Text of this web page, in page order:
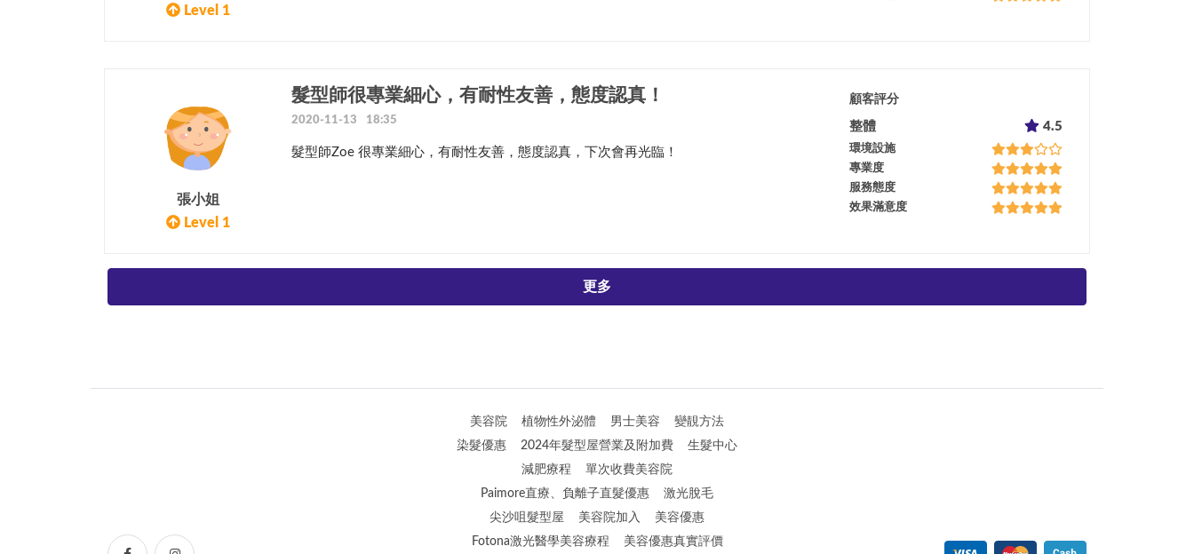
Level 1
張小姐
Level 1
髮型師很專業細心，有耐性友善，態度認真！
2020-11-13 18:35
髮型師Zoe 很專業細心，有耐性友善，態度認真，下次會再光臨！
顧客評分
整體 4.5
環境設施
專業度
服務態度
效果滿意度
更多
美容院 植物性外泌體 男士美容
變靚方法
染髮優惠
2024年髮型屋營業及附加費
生髮中心
減肥療程
單次收費美容院
Paimore直療、負離子直髮優惠
激光脫毛
尖沙咀髮型屋
美容院加入
美容優惠
Fotona激光醫學美容療程
美容優惠真實評價